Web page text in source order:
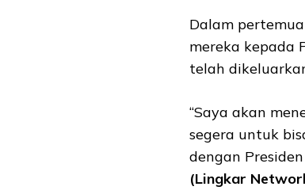
Dalam
mereka kepada
telah
“Saya akan
segera untuk
dengan
(Lingkar